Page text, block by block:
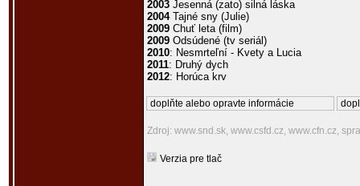
2003 Jesenná (zato) silná láska
2004Tajné sny (Julie)
2009 Chuť leta (film)
2009 Odsúdené (tv seriál)
2010: Nesmrteľní - Kvety a Lucia
2011: Druhý dych
2012: Horúca krv
doplňte alebo opravte informácie
Zdroj: www.snd.sk, www.csfd.cz, www.cfn.cz,
Verzia pre tlač